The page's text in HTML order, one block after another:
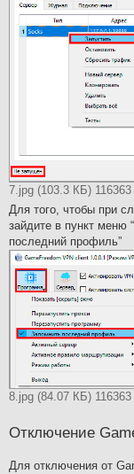
7.jpg (103.3 КБ)
Для того, чтобы при
зайдите в пункт меню
последний профиль”
8.jpg (84.07 КБ)
Отключение
Для отключения от